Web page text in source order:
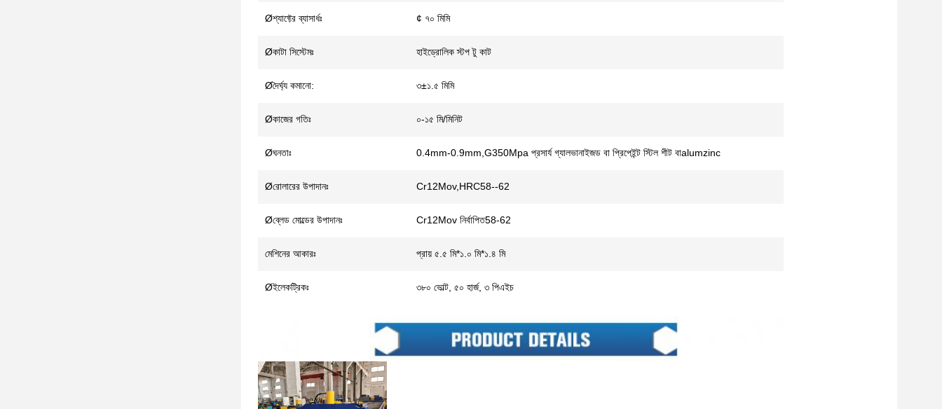
Øশ্যাফ্টের ব্যাসার্ধঃ ¢ ৭০ মিমি
Øকাটা সিস্টেমঃ হাইড্রোলিক স্টপ টু কাট
Øদৈর্ঘ্য কমানো: ৩±১.৫ মিমি
Øকাজের গতিঃ ০-১৫ মি/মিনিট
Øঘনতাঃ 0.4mm-0.9mm,G350Mpa প্রসার্য গ্যালভানাইজড বা প্রিপেইন্ট স্টিল শীট বাalumzinc
Øরোলারের উপাদানঃ Cr12Mov,HRC58--62
Øব্লেড মোল্ডের উপাদানঃ Cr12Mov নির্বাপিত58-62
মেশিনের আকারঃ প্রায় ৫.৫ মি*১.০ মি*১.৪ মি
Øইলেকট্রিকঃ ৩৮০ ভোল্ট, ৫০ হার্জ, ৩ পিএইচ